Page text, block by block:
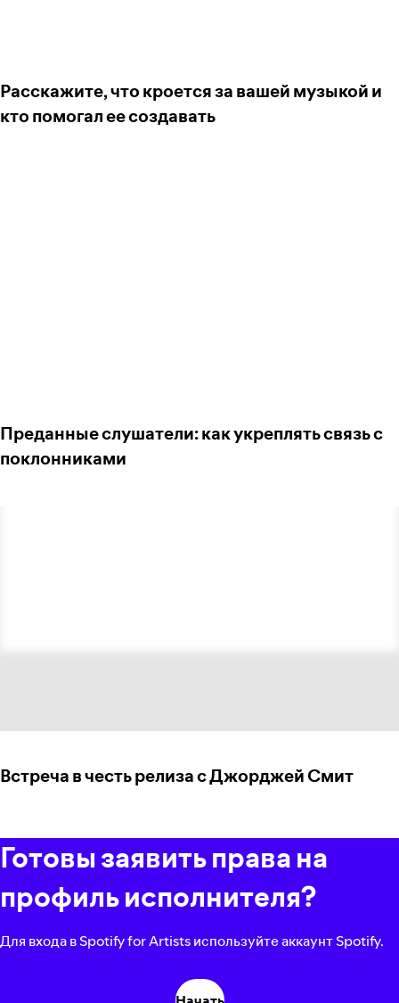
Расскажите, что кроется за вашей музыкой и
кто помогал ее создавать
Преданные слушатели: как укреплять связь с
поклонниками
Встреча в честь релиза с Джорджей Смит
Готовы заявить права на
профиль исполнителя?
Для входа в Spotify for Artists используйте аккаунт Spotify.